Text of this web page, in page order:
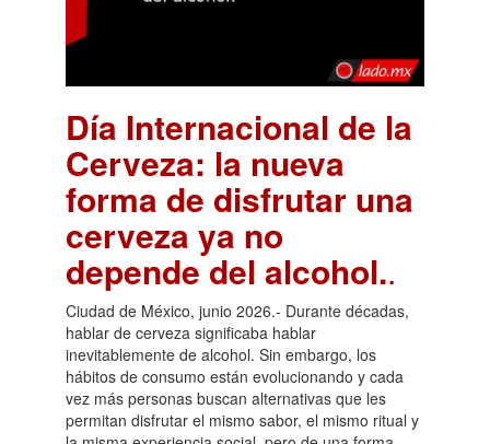
Día Internacional de la
Cerveza: la nueva
forma de disfrutar una
cerveza ya no
depende del alcohol..
Ciudad de México, junio 2026.- Durante décadas,
hablar de cerveza significaba hablar
inevitablemente de alcohol. Sin embargo, los
hábitos de consumo están evolucionando y cada
vez más personas buscan alternativas que les
permitan disfrutar el mismo sabor, el mismo ritual y